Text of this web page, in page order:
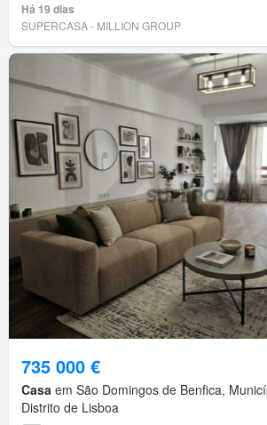
Há 19 dias
SUPERCASA - MILLION GROUP
735 000 €
Casa em São Domingos de Benfica,
Distrito de Lisboa